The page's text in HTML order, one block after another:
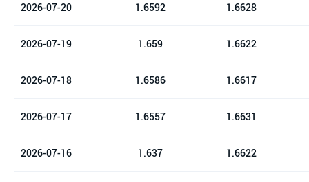
2026-07-20 1.6592 1.6628
2026-07-19 1.659 1.6622
2026-07-18 1.6586 1.6617
2026-07-17 1.6557 1.6631
2026-07-16 1.637 1.6622